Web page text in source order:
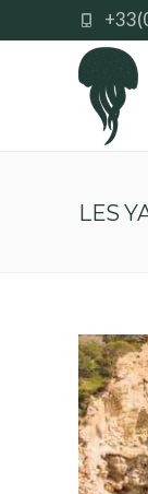
LES